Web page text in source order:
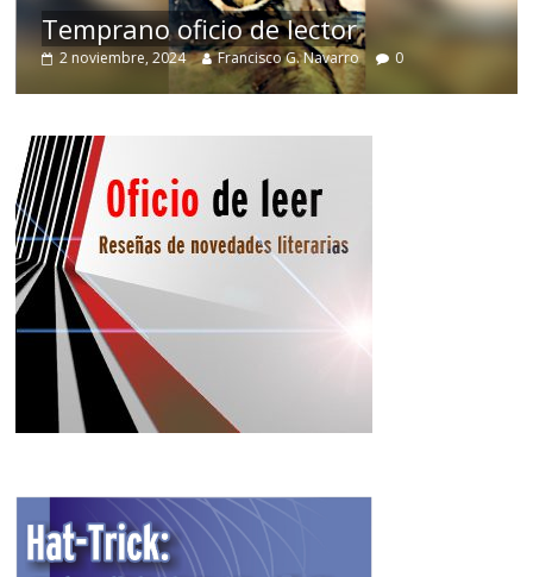
Temprano oficio de lector
2 noviembre, 2024 Francisco G. Navarro 0